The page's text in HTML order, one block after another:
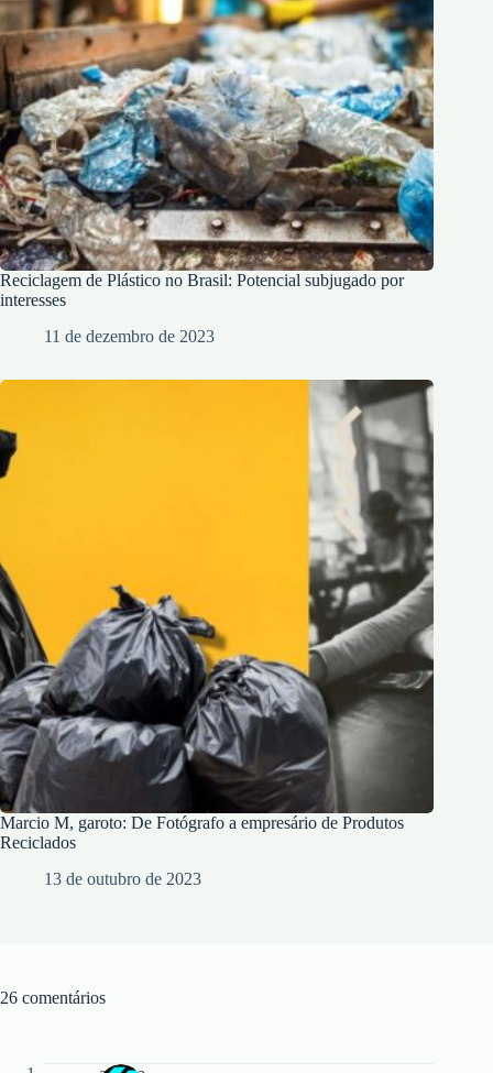
Reciclagem de Plástico no Brasil: Potencial subjugado por
interesses
11 de dezembro de 2023
Marcio M, garoto: De Fotógrafo a empresário de Produtos
Reciclados
13 de outubro de 2023
26 comentários